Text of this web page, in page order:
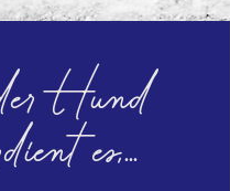
Hund
es,...